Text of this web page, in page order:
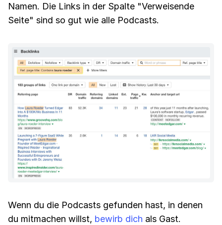
Namen. Die Links in der Spalte "Verweisende
Seite" sind so gut wie alle Podcasts.
Wenn du die Podcasts gefunden hast, in denen
du mitmachen willst, bewirb dich als Gast.